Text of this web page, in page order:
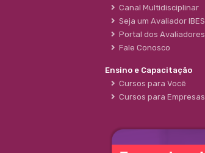
Canal Multidisciplinar
Seja um Avaliador IBES
Portal dos Avaliadores
Fale Conosco
Ensino e Capacitação
Cursos para Você
Cursos para Empresas